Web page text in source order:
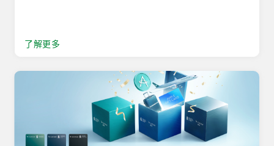
了解更多